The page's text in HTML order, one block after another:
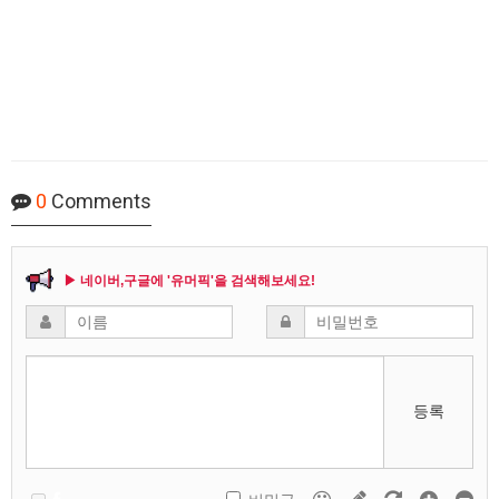
0 Comments
▶ 네이버,구글에 '유머픽'을 검색해보세요!
등록